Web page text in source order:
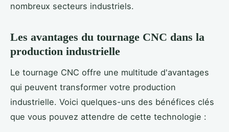
nombreux secteurs industriels.
Les avantages du tournage CNC dans la
production industrielle
Le tournage CNC offre une multitude d'avantages
qui peuvent transformer votre production
industrielle. Voici quelques-uns des bénéfices clés
que vous pouvez attendre de cette technologie :